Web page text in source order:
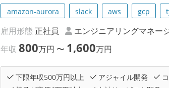
amazon-aurora slack aws gcp
雇用形態 正社員 エンジニアリングマネー
年収800万円 〜 1,600万円
下限年収500万円以上 アジャイル開発